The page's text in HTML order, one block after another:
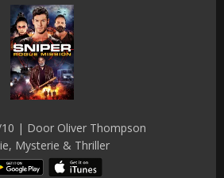
10 | Door Oliver Thompson
Mysterie & Thriller